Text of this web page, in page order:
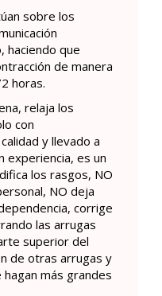
sobre los
haciendo que
de manera
horas.
relaja los
con
y llevado a
experiencia, es un
los rasgos, NO
NO deja
corrige
las arrugas
superior del
de otras arrugas y
más grandes